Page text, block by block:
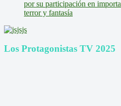
por su participación en
terror y fantasía
Los Protagonistas TV 2025